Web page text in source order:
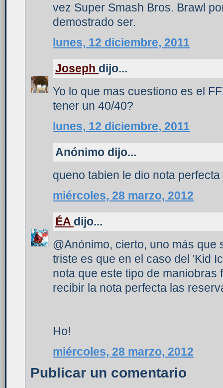
vez Super Smash Bros. Brawl
demostrado ser.
lunes, 12 diciembre, 2011
Joseph dijo...
Yo lo que mas cuestiono es el
tener un 40/40?
lunes, 12 diciembre, 2011
Anónimo dijo...
queno tabien le dio nota
miércoles, 28 marzo, 2012
ÉA dijo...
@Anónimo, cierto, uno más que
triste es que en el caso del 'Kid
nota que este tipo de maniobras
recibir la nota perfecta las
Ho!
miércoles, 28 marzo, 2012
Publicar un comentario